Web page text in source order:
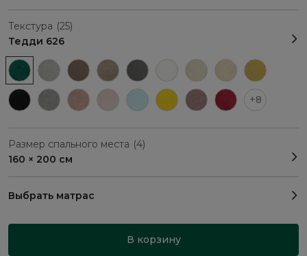
Текстура (25)
Тедди 626
+8
Размер спального места (4)
160 × 200 см
Выбрать матрас
В корзину